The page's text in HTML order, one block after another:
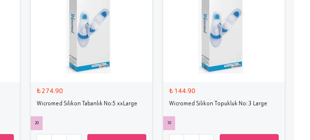
₺ 274.90
Wicromed Silikon Tabanlık No:5 xxLarge
20
₺ 144.90
Wicromed Silikon Topukluk No: 3 Large
10